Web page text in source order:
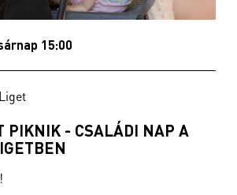
15:00
PIKNIK - CSALÁDI NAP A